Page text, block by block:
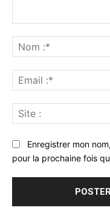
Enregistrer mon
pour la prochaine fois